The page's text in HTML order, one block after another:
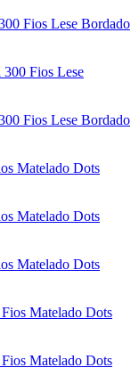
Fios Lese Bordado
300 Fios Lese
Fios Lese Bordado
Matelado Dots
Matelado Dots
Matelado Dots
Matelado Dots
Matelado Dots